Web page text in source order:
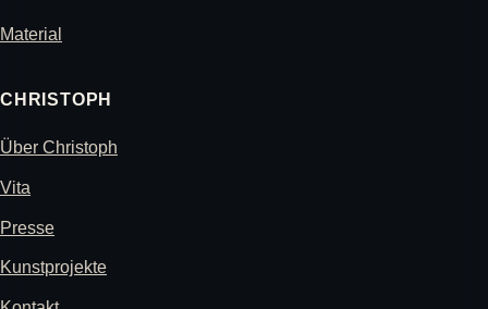
Material
CHRISTOPH
Über Christoph
Vita
Presse
Kunstprojekte